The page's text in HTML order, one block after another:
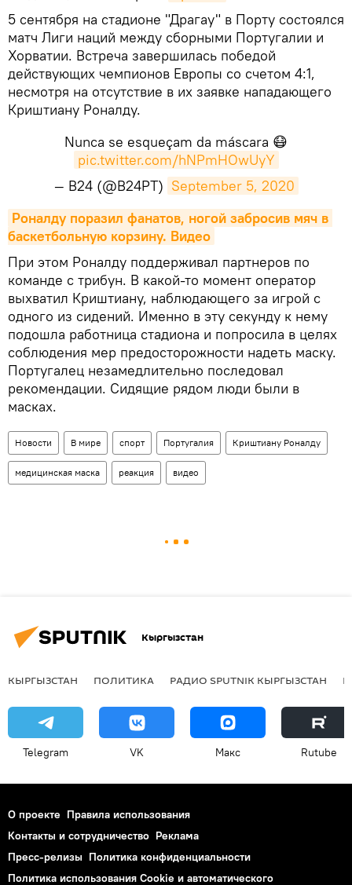
5 сентября на стадионе "Драгау" в Порту состоялся
матч Лиги наций между сборными Португалии и
Хорватии. Встреча завершилась победой
действующих чемпионов Европы со счетом 4:1,
несмотря на отсутствие в их заявке нападающего
Криштиану Роналду.
Nunca se esqueçam da máscara 😷
pic.twitter.com/hNPmHOwUyY
— B24 (@B24PT) September 5, 2020
Роналду поразил фанатов, ногой забросив мяч в
баскетбольную корзину. Видео
При этом Роналду поддерживал партнеров по
команде с трибун. В какой-то момент оператор
выхватил Криштиану, наблюдающего за игрой с
одного из сидений. Именно в эту секунду к нему
подошла работница стадиона и попросила в целях
соблюдения мер предосторожности надеть маску.
Португалец незамедлительно последовал
рекомендации. Сидящие рядом люди были в
масках.
Новости В мире спорт Португалия Криштиану Роналду
медицинская маска реакция видео
Кыргызстан
КЫРГЫЗСТАН ПОЛИТИКА РАДИО SPUTNIK КЫРГЫЗСТАН
Telegram VK Макс Rutube
О проекте Правила использования
Контакты и сотрудничество Реклама
Пресс-релизы Политика конфиденциальности
Политика использования Cookie и автоматического